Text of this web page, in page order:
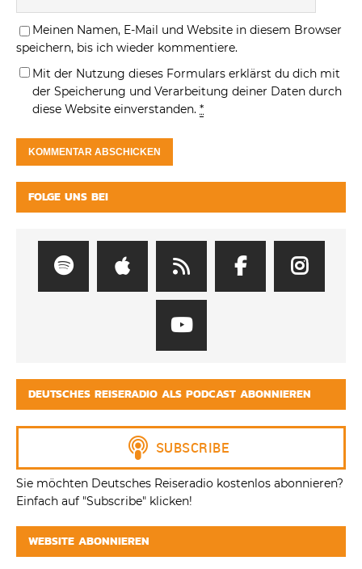
Meinen Namen, E-Mail und Website in diesem Browser
speichern, bis ich wieder kommentiere.
Mit der Nutzung dieses Formulars erklärst du dich mit
der Speicherung und Verarbeitung deiner Daten durch
diese Website einverstanden. *
FOLGE UNS BEI
DEUTSCHES REISERADIO ALS PODCAST ABONNIEREN
Sie möchten Deutsches Reiseradio kostenlos abonnieren?
Einfach auf "Subscribe" klicken!
WEBSITE ABONNIEREN